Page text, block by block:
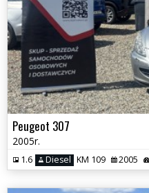
Peugeot 307
2005r.
1.6 Diesel KM 109 2005